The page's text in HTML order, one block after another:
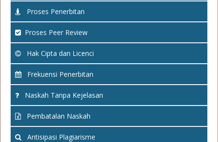
Proses Penerbitan
Proses Peer Review
Hak Cipta dan Licenci
Frekuensi Penerbitan
Naskah Tanpa Kejelasan
Pembatalan Naskah
Antisipasi Plagiarisme